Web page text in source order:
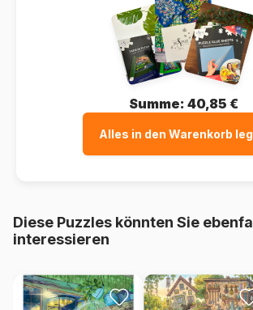
Summe: 40,85 €
Alles in den Warenkorb
Diese Puzzles könnten Sie
interessieren